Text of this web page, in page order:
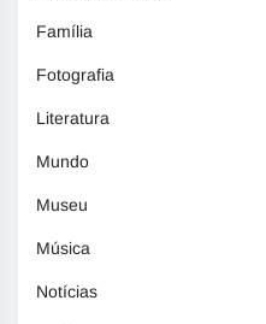
Família
Fotografia
Literatura
Mundo
Museu
Música
Notícias